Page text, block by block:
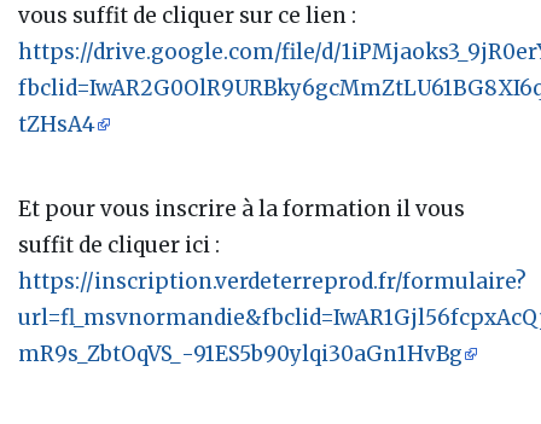
vous suffit de cliquer sur ce lien :
https://drive.google.com/file/d/
tZHsA4
Et pour vous inscrire à la formation il vous
suffit de cliquer ici :
https://inscription.verdeterreprod.fr/formulaire?
mR9s_ZbtOqVS_-91ES5b90ylqi30aGn1HvBg